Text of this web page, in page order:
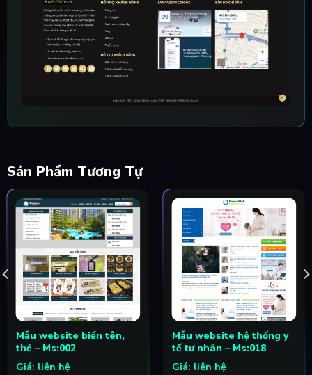
Sản Phẩm Tương Tự
Mẫu website biển tên,
thẻ – Ms:002
Giá: liên hệ
Mẫu website hệ thống y
tế tư nhân – Ms:018
Giá: liên hệ